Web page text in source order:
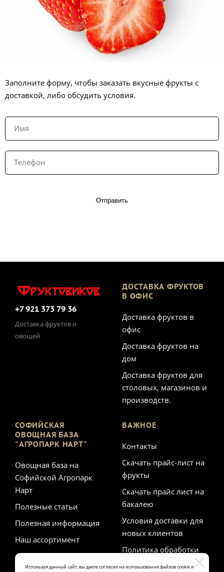
Используя данный сайт, вы даете согласие на использование файлов cookie и
Заполните форму, чтобы заказать вкусные фрукты с
доставкой, либо обсудить условия.
Отправить
+7 921 373 79 36
Доставка фруктов и
овощей
ДОСТАВКА ФРУКТОВ
В ОФИС
Доставка фруктов в
офис
Доставка фруктов на
дом
Доставка фруктов для
столовых, магазинов и
производств.
СОФИЙСКАЯ
ОВОЩНАЯ БАЗА
"АГРОПАРК НАРТ"
Овощная база на
Софийской Агропарк
Нарт
Полезные статьи
Полезная информация
Наш ассортимент
ВАЖНОЕ
Контакты
Скачать прайс-лист на
фрукты
Скачать прайс лист на
бакалею
Условия доставки для
новых клиентов
Политика обработки
персональных данных